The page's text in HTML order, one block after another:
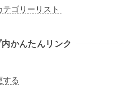
テゴリーリスト
かんたんリンク
する